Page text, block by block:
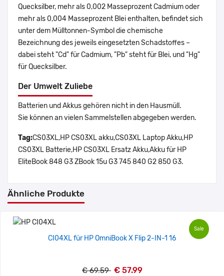
Quecksilber, mehr als 0,002 Masseprozent Cadmium oder
mehr als 0,004 Masseprozent Blei enthalten, befindet sich
unter dem Mülltonnen-Symbol die chemische
Bezeichnung des jeweils eingesetzten Schadstoffes –
dabei steht "Cd" für Cadmium, "Pb" steht für Blei, und "Hg"
für Quecksilber.
Der Umwelt Zuliebe
Batterien und Akkus gehören nicht in den Hausmüll.
Sie können an vielen Sammelstellen abgegeben werden.
Tag:CS03XL,HP CS03XL akku,CS03XL Laptop Akku,HP
CS03XL Batterie,HP CS03XL Ersatz Akku,Akku für HP
EliteBook 848 G3 ZBook 15u G3 745 840 G2 850 G3.
Ähnliche Produkte
Sale
CI04XL für HP OmniBook X Flip 2-IN-1 16
€ 69.59 € 57.99